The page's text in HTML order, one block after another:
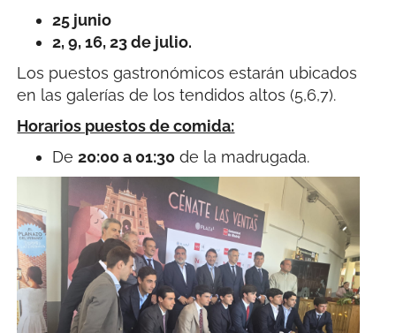
25 junio
2, 9, 16, 23 de julio.
Los puestos gastronómicos estarán ubicados
en las galerías de los tendidos altos (5,6,7).
Horarios puestos de comida:
De20:00 a 01:30 de la madrugada.